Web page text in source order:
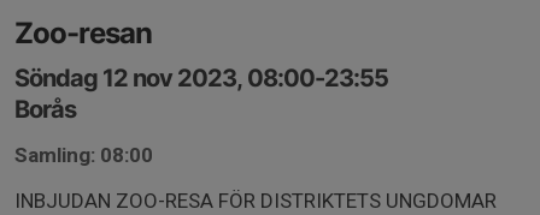
Zoo-resan
Söndag 12 nov 2023, 08:00-23:55
Borås
Samling: 08:00
INBJUDAN ZOO-RESA FÖR DISTRIKTETS UNGDOMAR